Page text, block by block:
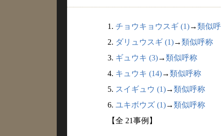
1. チョウキョウスギ (1)→類似
2. ダリュウスギ (1)→類似呼称
3. ギュウキ (3)→類似呼称
4. キュウキ (14)→類似呼称
5. スイギュウ (1)→類似呼称
6. ユキボウズ (1)→類似呼称
【全 21事例】